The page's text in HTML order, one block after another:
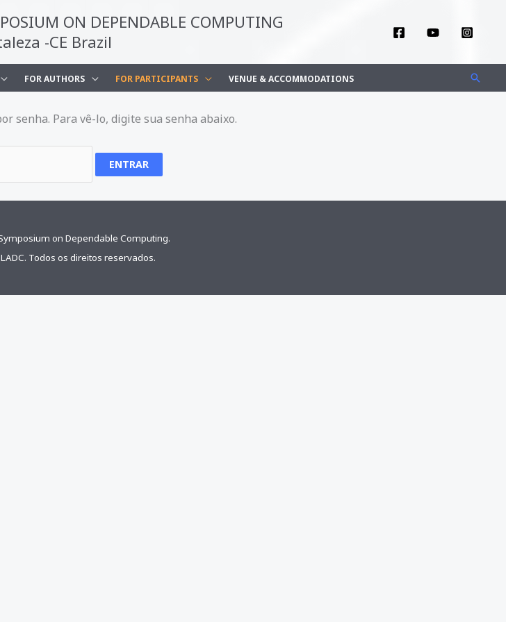
ON DEPENDABLE COMPUTING
-CE Brazil
FOR AUTHORS FOR PARTICIPANTS VENUE & ACCOMMODATIONS
senha. Para vê-lo, digite sua senha abaixo.
on Dependable Computing.
Todos os direitos reservados.